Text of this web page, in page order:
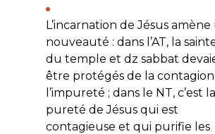
L’incarnation de Jésus
nouveauté : dans l’AT, la
du temple et dz sabbat
être protégés de la
l’impureté ; dans le NT, c’est la
pureté de Jésus qui est
contagieuse et qui purifie les